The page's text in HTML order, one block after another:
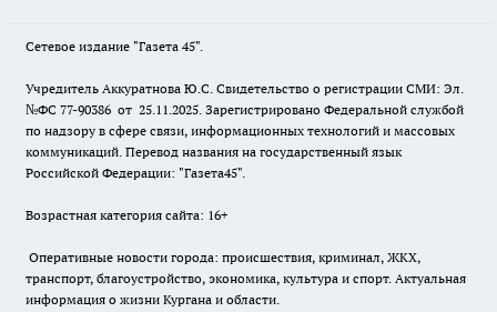
Сетевое издание "Газета 45".
Учредитель Аккуратнова Ю.С. Свидетельство о регистрации СМИ: Эл.
№ФС 77-90386 от 25.11.2025. Зарегистрировано Федеральной службой
по надзору в сфере связи, информационных технологий и массовых
коммуникаций. Перевод названия на государственный язык
Российской Федерации: "Газета45".
Возрастная категория сайта: 16+
Оперативные новости города: происшествия, криминал, ЖКХ,
транспорт, благоустройство, экономика, культура и спорт. Актуальная
информация о жизни Кургана и области.